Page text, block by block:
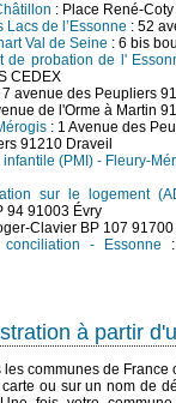
: Place René-
de l’Essonne : 52
Val de Seine : 6 bis
de probation de l'
CEDEX
7 avenue des Peupliers
de l'Orme à Martin
: 1 Avenue des
91210 Draveil
(PMI) - Fleury-
sur le logement
94 91003 Évry
Clavier BP 107
- Essonne
à partir
communes de
ou sur un nom de